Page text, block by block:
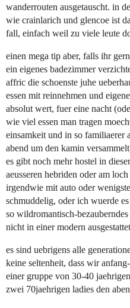
wanderrouten ausgetauscht. in
wie crainlarich und glencoe ist
fall, einfach weil zu viele leute
einen mega tip aber, falls ihr
ein eigenes badezimmer
affric die schoenste juhe
essen mit reinnehmen und
absolut wert, fuer eine nacht
wie viel essen man tragen
einsamkeit und in so familiaerer
abend um den kamin
es gibt noch mehr hostel in
aeusseren hebriden oder am
irgendwie mit auto oder
schmuddelig, oder ich wuerde
so wildromantisch-
nicht in einer modern
es sind uebrigens alle
keine seltenheit, dass wir
einer gruppe von 30-40
zwei 70jaehrigen ladies den